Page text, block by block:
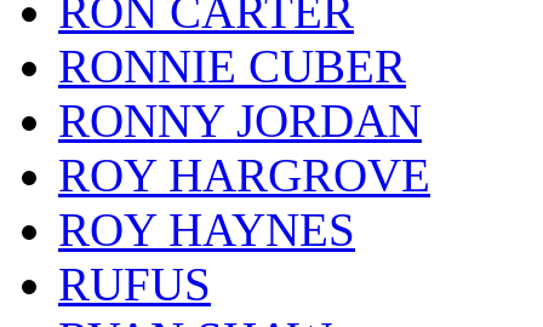
RON CARTER
RONNIE CUBER
RONNY JORDAN
ROY HARGROVE
ROY HAYNES
RUFUS